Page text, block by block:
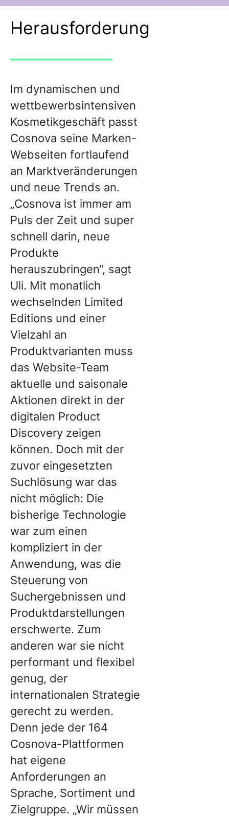
Herausforderung
Im dynamischen und
wettbewerbsintensiven
Kosmetikgeschäft passt
Cosnova seine Marken-
Webseiten fortlaufend
an Marktveränderungen
und neue Trends an.
„Cosnova ist immer am
Puls der Zeit und super
schnell darin, neue
Produkte
herauszubringen“, sagt
Uli. Mit monatlich
wechselnden Limited
Editions und einer
Vielzahl an
Produktvarianten muss
das Website-Team
aktuelle und saisonale
Aktionen direkt in der
digitalen Product
Discovery zeigen
können. Doch mit der
zuvor eingesetzten
Suchlösung war das
nicht möglich: Die
bisherige Technologie
war zum einen
kompliziert in der
Anwendung, was die
Steuerung von
Suchergebnissen und
Produktdarstellungen
erschwerte. Zum
anderen war sie nicht
performant und flexibel
genug, der
internationalen Strategie
gerecht zu werden.
Denn jede der 164
Cosnova-Plattformen
hat eigene
Anforderungen an
Sprache, Sortiment und
Zielgruppe. „Wir müssen